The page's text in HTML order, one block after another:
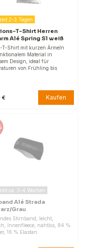
2-3 Tagen
T-Shirt Herren
Alé Spring S1 weiß
T-Shirt mit kurzen Ärmeln
Material in
Design, ideal für
von Frühling bis
€ Kaufen
ca. 3–4 Wochen
Alé Strada
Grau
Stirnband, leicht,
Innenfleece, nahtlos, 84 %
16 % Elastan.